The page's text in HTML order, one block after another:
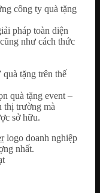
công ty quà tặng
pháp toàn diện
như cách thức
tặng trên thế
quà tặng event –
thị trường mà
sở hữu.
logo doanh nghiệp
nhất.